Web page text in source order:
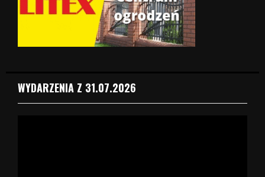
WYDARZENIA Z 31.07.2026